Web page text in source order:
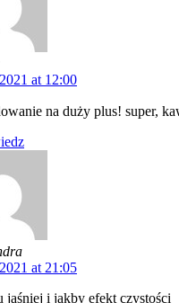
at 12:00
na duży plus! super,
at 21:05
jaśniej i jakby efekt czystości